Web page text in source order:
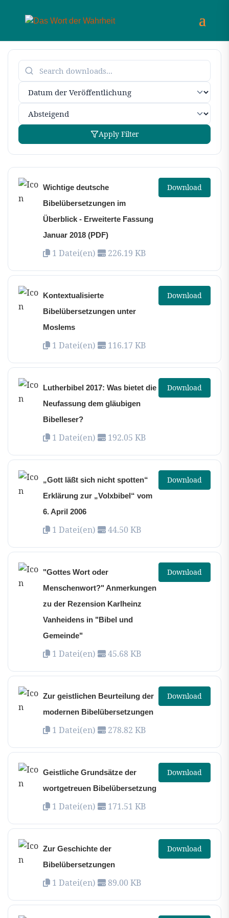
Apply Filter
Wichtige deutsche
Bibelübersetzungen im
Überblick - Erweiterte Fassung
Januar 2018 (PDF)
1 Datei(en) 226.19 KB
Download
Kontextualisierte
Bibelübersetzungen unter
Moslems
1 Datei(en) 116.17 KB
Download
Lutherbibel 2017: Was bietet die
Neufassung dem gläubigen
Bibelleser?
1 Datei(en) 192.05 KB
Download
„Gott läßt sich nicht spotten“
Erklärung zur „Volxbibel“ vom
6. April 2006
1 Datei(en) 44.50 KB
Download
"Gottes Wort oder
Menschenwort?" Anmerkungen
zu der Rezension Karlheinz
Vanheidens in "Bibel und
Gemeinde"
1 Datei(en) 45.68 KB
Download
Zur geistlichen Beurteilung der
modernen Bibelübersetzungen
1 Datei(en) 278.82 KB
Download
Geistliche Grundsätze der
wortgetreuen Bibelübersetzung
1 Datei(en) 171.51 KB
Download
Zur Geschichte der
Bibelübersetzungen
1 Datei(en) 89.00 KB
Download